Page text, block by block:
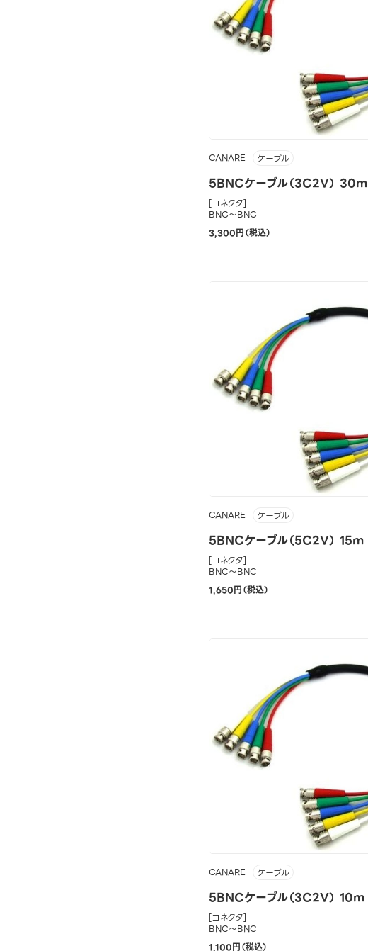
CANARE ケーブル
5BNCケーブル（3C2V） 30m
[コネクタ]
BNC～BNC
3,300円（税込）
CANARE ケーブル
5BNCケーブル（5C2V） 15m
[コネクタ]
BNC～BNC
1,650円（税込）
CANARE ケーブル
5BNCケーブル（3C2V） 10m
[コネクタ]
BNC～BNC
1,100円（税込）